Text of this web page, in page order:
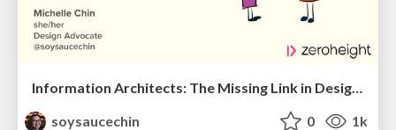
Information Architects: The Missing Link in Design Systems
soysaucechin
0 1k